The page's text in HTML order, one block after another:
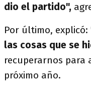
dio el partido",
Por último, explicó:
las cosas que se
recuperarnos para
próximo año.